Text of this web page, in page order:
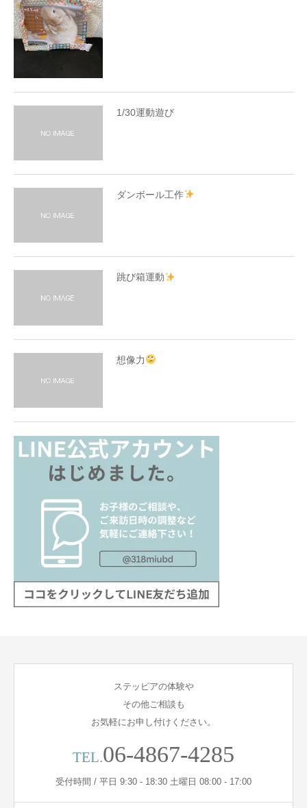
1/30運動遊び
ダンボール工作
跳び箱運動
想像力
ステッピアの体験や
その他ご相談も
お気軽にお申し付けください。
TEL.06-4867-4285
受付時間 / 平日 9:30 - 18:30 土曜日 08:00 - 17:00